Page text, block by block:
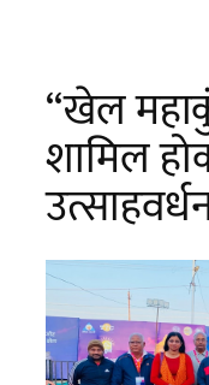
“खेल
शामिल